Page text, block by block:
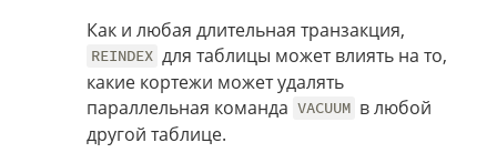
Как и любая длительная транзакция,
REINDEX для таблицы может влиять на то,
какие кортежи может удалять
параллельная команда VACUUM в любой
другой таблице.